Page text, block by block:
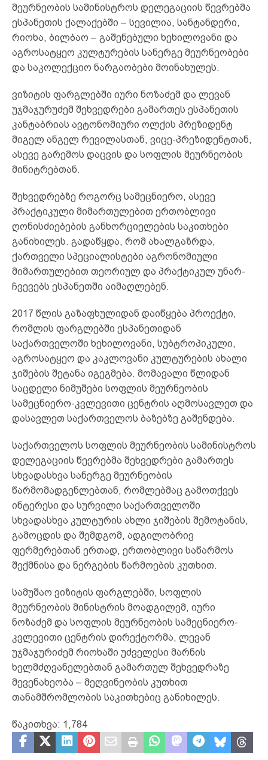
მეურნეობის სამინისტროს დელეგაციის წევრებმა
ესპანეთის ქალაქებში – სევილია, სანტანდერი,
რიოხა, ბილბაო – გაშენებული ხეხილოვანი და
აგროსატყეო კულტურების სანერგე მეურნეობები
და საკოლექციო ნარგაობები მოინახულეს.
ვიზიტის ფარგლებში იური ნოზაძემ და ლევან
უჯმაჯურუძემ შეხვედრები გამართეს ესპანეთის
კანტაბრიას ავტონომიური ოლქის პრეზიდენტ
მიგელ ანგელ რევილასთან, ვიცე-პრეზიდენტთან,
ასევე გარემოს დაცვის და სოფლის მეურნეობის
მინიტრებთან.
შეხვედრებზე როგორც სამეცნიერო, ასევე
პრაქტიკული მიმართულებით ერთობლივი
ღონისძიებების განხორციელების საკითხები
განიხილეს. გადაწყდა, რომ ახალგაზრდა,
ქართველი სპეციალისტები აგრონომიული
მიმართულებით თეორიულ და პრაქტიკულ უნარ-
ჩვევებს ესპანეთში აიმაღლებენ.
2017 წლის გაზაფხულიდან დაიწყება პროექტი,
რომლის ფარგლებში ესპანეთიდან
საქართველოში ხეხილოვანი, სუბტროპიკული,
აგროსატყეო და კაკლოვანი კულტურების ახალი
ჯიშების შეტანა იგეგმება. მომავალი წლიდან
საცდელი ნიმუშები სოფლის მეურნეობის
სამეცნიერო-კვლევითი ცენტრის აღმოსავლეთ და
დასავლეთ საქართველოს ბაზებზე გაშენდება.
საქართველოს სოფლის მეურნეობის სამინისტროს
დელეგაციის წევრებმა შეხვედრები გამართეს
სხვადასხვა სანერგე მეურნეობის
წარმომადგენლებთან, რომლებმაც გამოთქვეს
ინტერესი და სურვილი საქართველოში
სხვადასხვა კულტურის ახლი ჯიშების შემოტანის,
გამოცდის და შემდგომ, ადგილობრივ
ფერმერებთან ერთად, ერთობლივი საწარმოს
შექმნისა და ნერგების წარმოების კუთხით.
სამუშაო ვიზიტის ფარგლებში, სოფლის
მეურნეობის მინისტრის მოადგილემ, იური
ნოზაძემ და სოფლის მეურნეობის სამეცნიერო-
კვლევითი ცენტრის დირექტორმა, ლევან
უჯმაჯურიძემ რიოხაში უძველესი მარნის
ხელმძღვანელებთან გამართულ შეხვედრაზე
მევენახეობა – მეღვინეობის კუთხით
თანამშრომლობის საკითხებიც განიხილეს.
წაკითხვა: 1,784